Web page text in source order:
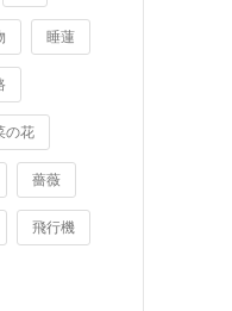
睡蓮
の花
薔薇
飛行機